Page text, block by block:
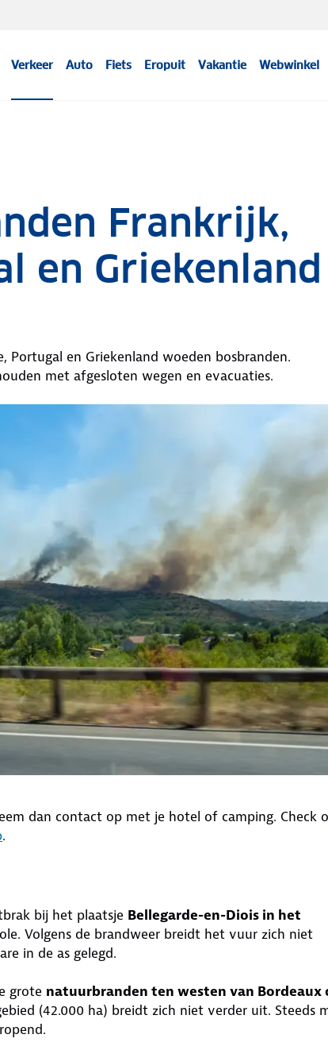
Verkeer Auto Fiets Eropuit Vakantie Webwinkel
Frankrijk,
en Griekenland
Portugal en Griekenland woeden bosbranden.
met afgesloten wegen en evacuaties.
dan contact op met je hotel of camping. Check
.
bij het plaatsje Bellegarde-en-Diois in het
Volgens de brandweer breidt het vuur zich niet
in de as gelegd.
grote natuurbranden ten westen van Bordeaux
(42.000 ha) breidt zich niet verder uit. Steeds